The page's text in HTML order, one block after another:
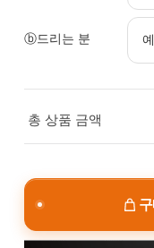
ⓑ드리는 분
총 상품 금액